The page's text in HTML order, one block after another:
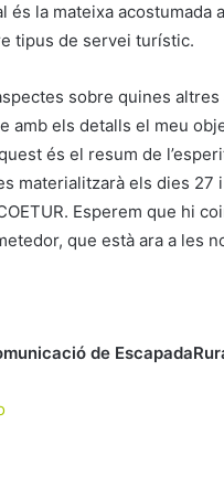
la mateixa acostumada
tipus de servei turístic.
sobre quines
amb els detalls el meu
és el resum de
materialitzarà els dies 27
Esperem que hi
que està ara a les
de